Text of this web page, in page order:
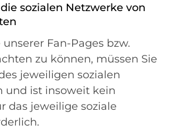
sozialen Netzwerke von
Fan-Pages bzw.
zu können, müssen Sie
jeweiligen sozialen
und ist insoweit kein
das jeweilige soziale